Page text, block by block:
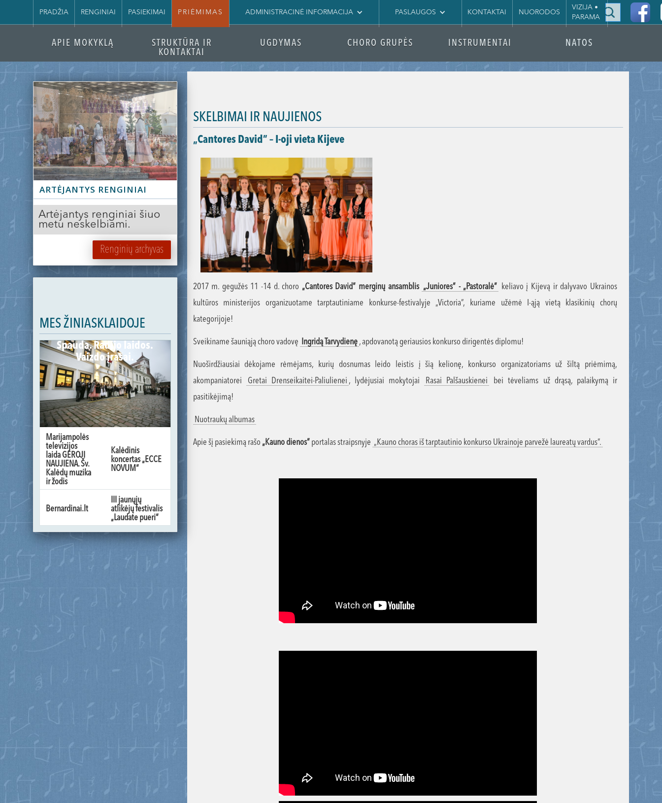
PRADŽIA RENGINIAI PASIEKIMAI PRIĖMIMAS ADMINISTRACINĖ INFORMACIJA PASLAUGOS KONTAKTAI NUORODOS
VIZIJA •
PARAMA
|
APIE MOKYKLĄ
STRUKTŪRA IR
KONTAKTAI
UGDYMAS CHORO GRUPĖS INSTRUMENTAI NATOS
Slide 2 of 3.
ARTĖJANTYS RENGINIAI
Artėjantys renginiai šiuo
metu neskelbiami.
Renginių archyvas
MES ŽINIASKLAIDOJE
Spauda. Radijo laidos.
Vaizdo įrašai.
Marijampolės
televizijos
laida GEROJI
NAUJIENA. Šv.
Kalėdų muzika
ir žodis
Kalėdinis
koncertas „ECCE
NOVUM“
Bernardinai.lt
III jaunųjų
atlikėjų festivalis
„Laudate pueri“
SKELBIMAI IR NAUJIENOS
„Cantores David” – I-oji vieta Kijeve
2017 m. gegužės 11 -14 d. choro „Cantores David” merginų ansamblis „Juniores” - „Pastoralė”
keliavo į Kijevą ir dalyvavo Ukrainos
kultūros ministerijos organizuotame tarptautiniame konkurse-festivalyje „Victoria”, kuriame užėmė I-ąją vietą klasikinių chorų
kategorijoje!
Sveikiname šauniąją choro vadovę Ingridą Tarvydienę , apdovanotą geriausios konkurso dirigentės diplomu!
Nuoširdžiausiai dėkojame rėmėjams, kurių dosnumas leido leistis į šią kelionę, konkurso organizatoriams už šiltą priėmimą,
akompaniatorei
Gretai Drenseikaitei-Paliulienei , lydėjusiai mokytojai Rasai Palšauskienei
bei tėveliams už drąsą, palaikymą ir
pasitikėjimą!
Nuotraukų albumas
Apie šį pasiekimą rašo „Kauno dienos”portalas straipsnyje „Kauno choras iš tarptautinio konkurso Ukrainoje parvežė laureatų vardus”.